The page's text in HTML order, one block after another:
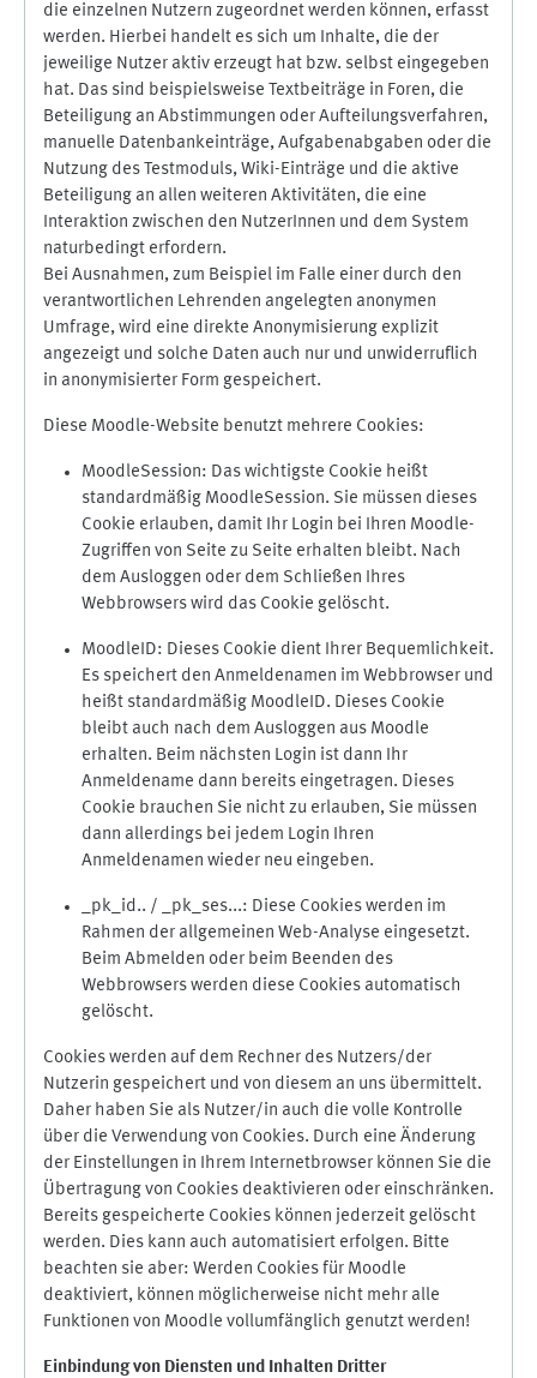
die einzelnen Nutzern zugeordnet werden können, erfasst
werden. Hierbei handelt es sich um Inhalte, die der
jeweilige Nutzer aktiv erzeugt hat bzw. selbst eingegeben
hat. Das sind beispielsweise Textbeiträge in Foren, die
Beteiligung an Abstimmungen oder Aufteilungsverfahren,
manuelle Datenbankeinträge, Aufgabenabgaben oder die
Nutzung des Testmoduls, Wiki-Einträge und die aktive
Beteiligung an allen weiteren Aktivitäten, die eine
Interaktion zwischen den NutzerInnen und dem System
naturbedingt erfordern.
Bei Ausnahmen, zum Beispiel im Falle einer durch den
verantwortlichen Lehrenden angelegten anonymen
Umfrage, wird eine direkte Anonymisierung explizit
angezeigt und solche Daten auch nur und unwiderruflich
in anonymisierter Form gespeichert.
Diese Moodle-Website benutzt mehrere Cookies:
MoodleSession: Das wichtigste Cookie heißt
standardmäßig MoodleSession. Sie müssen dieses
Cookie erlauben, damit Ihr Login bei Ihren Moodle-
Zugriffen von Seite zu Seite erhalten bleibt. Nach
dem Ausloggen oder dem Schließen Ihres
Webbrowsers wird das Cookie gelöscht.
MoodleID: Dieses Cookie dient Ihrer Bequemlichkeit.
Es speichert den Anmeldenamen im Webbrowser und
heißt standardmäßig MoodleID. Dieses Cookie
bleibt auch nach dem Ausloggen aus Moodle
erhalten. Beim nächsten Login ist dann Ihr
Anmeldename dann bereits eingetragen. Dieses
Cookie brauchen Sie nicht zu erlauben, Sie müssen
dann allerdings bei jedem Login Ihren
Anmeldenamen wieder neu eingeben.
_pk_id.. / _pk_ses...: Diese Cookies werden im
Rahmen der allgemeinen Web-Analyse eingesetzt.
Beim Abmelden oder beim Beenden des
Webbrowsers werden diese Cookies automatisch
gelöscht.
Cookies werden auf dem Rechner des Nutzers/der
Nutzerin gespeichert und von diesem an uns übermittelt.
Daher haben Sie als Nutzer/in auch die volle Kontrolle
über die Verwendung von Cookies. Durch eine Änderung
der Einstellungen in Ihrem Internetbrowser können Sie die
Übertragung von Cookies deaktivieren oder einschränken.
Bereits gespeicherte Cookies können jederzeit gelöscht
werden. Dies kann auch automatisiert erfolgen. Bitte
beachten sie aber: Werden Cookies für Moodle
deaktiviert, können möglicherweise nicht mehr alle
Funktionen von Moodle vollumfänglich genutzt werden!
Einbindung von Diensten und Inhalten Dritter